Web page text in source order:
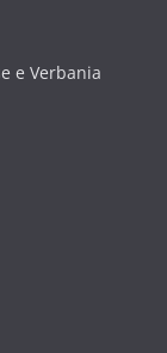
e Verbania